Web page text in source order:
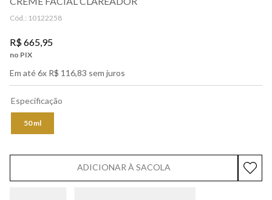
Cód.: 10122258
R$665,95
no PIX
Em até6x R$ 116,83 sem juros
Especificação
50 ml
ADICIONAR À SACOLA